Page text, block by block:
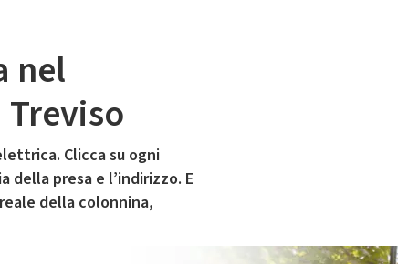
nel
Clicca su ogni
presa e l’indirizzo. E
della colonnina,